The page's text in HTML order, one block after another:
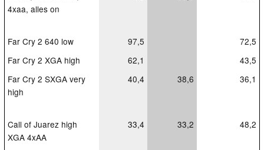
4xaa, alles on
Far Cry 2 640 low 97,5
72,5
Far Cry 2 XGA high
62,1
43,5
Far Cry 2 SXGA very
high
40,4 38,6 36,1
Call of Juarez high
XGA 4xAA
33,4 33,2 48,2